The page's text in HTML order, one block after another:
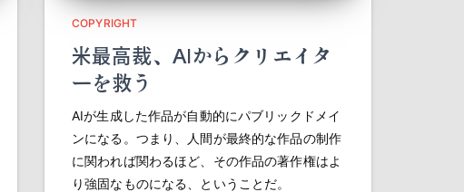
COPYRIGHT
米最高裁、AIからクリエイタ
ーを救う
AIが生成した作品が自動的にパブリックドメイ
ンになる。つまり、人間が最終的な作品の制作
に関われば関わるほど、その作品の著作権はよ
り強固なものになる、ということだ。